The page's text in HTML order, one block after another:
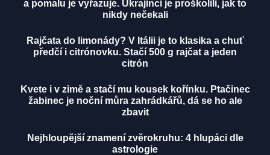
a pomalu je vyřazuje. Ukrajinci je proškolili, jak to
nikdy nečekali
Rajčata do limonády? V Itálii je to klasika a chuť
předčí i citrónovku. Stačí 500 g rajčat a jeden
citrón
Kvete i v zimě a stačí mu kousek kořínku. Ptačinec
žabinec je noční můra zahrádkářů, dá se ho ale
zbavit
Nejhloupější znamení zvěrokruhu: 4 hlupáci dle
astrologie